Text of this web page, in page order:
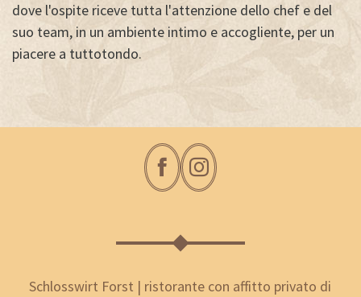
dove l'ospite riceve tutta l'attenzione dello chef e del
suo team, in un ambiente intimo e accogliente, per un
piacere a tuttotondo.
Schlosswirt Forst | ristorante con affitto privato di